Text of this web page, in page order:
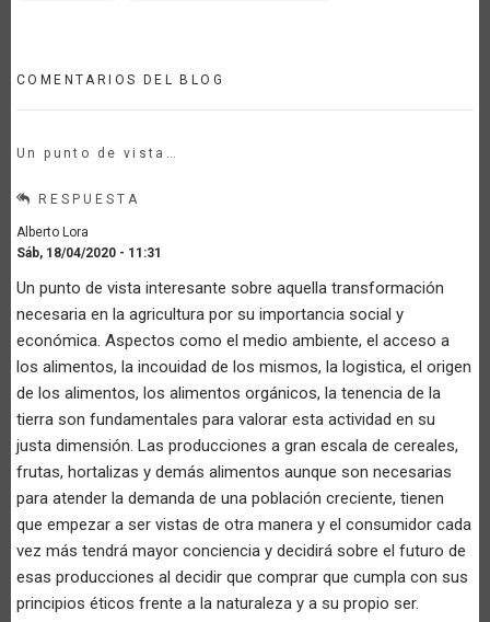
COMENTARIOS DEL BLOG
Un punto de vista…
RESPUESTA
Alberto Lora
Sáb, 18/04/2020 - 11:31
Un punto de vista interesante sobre aquella transformación
necesaria en la agricultura por su importancia social y
económica. Aspectos como el medio ambiente, el acceso a
los alimentos, la incouidad de los mismos, la logistica, el origen
de los alimentos, los alimentos orgánicos, la tenencia de la
tierra son fundamentales para valorar esta actividad en su
justa dimensión. Las producciones a gran escala de cereales,
frutas, hortalizas y demás alimentos aunque son necesarias
para atender la demanda de una población creciente, tienen
que empezar a ser vistas de otra manera y el consumidor cada
vez más tendrá mayor conciencia y decidirá sobre el futuro de
esas producciones al decidir que comprar que cumpla con sus
principios éticos frente a la naturaleza y a su propio ser.